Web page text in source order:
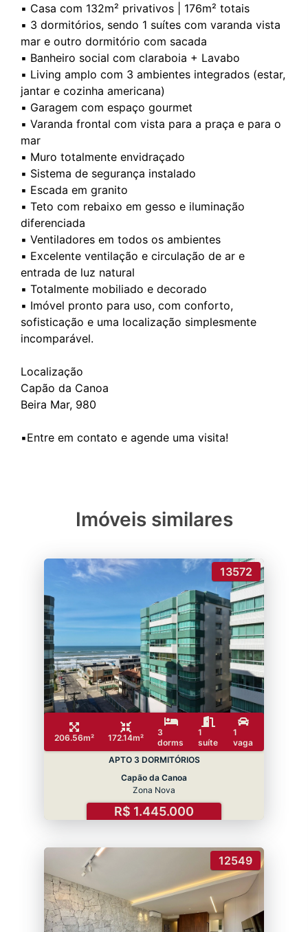
▪️ Casa com 132m² privativos | 176m² totais
▪️ 3 dormitórios, sendo 1 suítes com varanda vista
mar e outro dormitório com sacada
▪️ Banheiro social com claraboia + Lavabo
▪️ Living amplo com 3 ambientes integrados (estar,
jantar e cozinha americana)
▪️ Garagem com espaço gourmet
▪️ Varanda frontal com vista para a praça e para o
mar
▪️ Muro totalmente envidraçado
▪️ Sistema de segurança instalado
▪️ Escada em granito
▪️ Teto com rebaixo em gesso e iluminação
diferenciada
▪️ Ventiladores em todos os ambientes
▪️ Excelente ventilação e circulação de ar e
entrada de luz natural
▪️ Totalmente mobiliado e decorado
▪️ Imóvel pronto para uso, com conforto,
sofisticação e uma localização simplesmente
incomparável.
Localização
Capão da Canoa
Beira Mar, 980
Imóveis similares
13572
206.56m² 172.14m²
3
dorms
1
suíte
1
vaga
APTO 3 DORMITÓRIOS
Capão da Canoa
Zona Nova
R$ 1.445.000
12549